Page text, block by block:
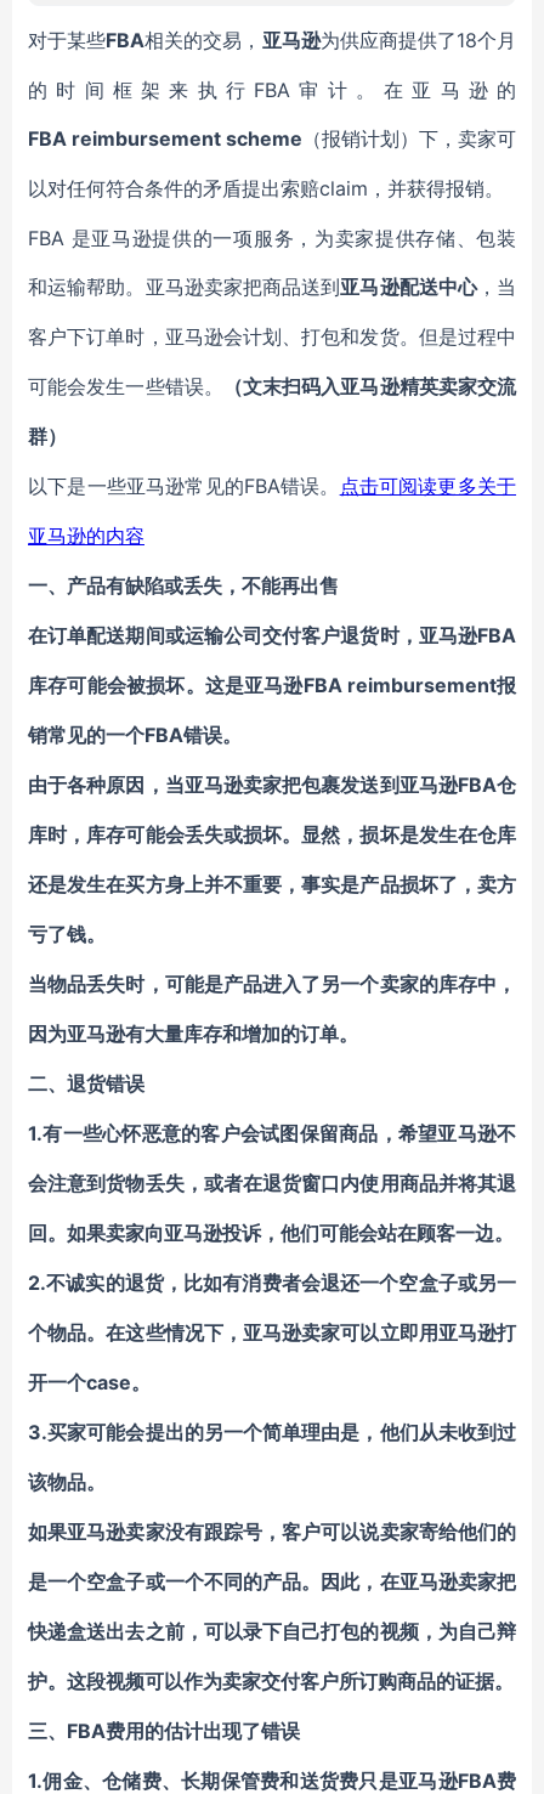
对于某些FBA相关的交易， 亚马逊为供应商提供了18个月
的时间框架来执行FBA审计。在亚马逊的
FBA reimbursement scheme （报销计划）下，卖家可
以对任何符合条件的矛盾提出索赔claim ，并获得报销。
FBA 是亚马逊提供的一项服务，为卖家提供存储、包装
和运输帮助。
亚马逊卖家把商品送到 亚马逊配送中心，当
客户下订单时，亚马逊会计划、打包和发货。 但是过程中
可能会发生一些错误。 （文末扫码入亚马逊精英卖家交流
群）
以下是一些亚马逊常见的FBA错误。 点击可阅读更多关于
亚马逊的内容
一、 产品有缺陷或丢失，不能再出售
在订单配送期间或运输公司交付客户退货时， 亚马逊FBA
库存可能会被损坏。这是亚马逊FBA reimbursement报
销常见的一个FBA错误。
由于各种原因，当亚马逊卖家把包裹发送到 亚马逊FBA仓
库时， 库存可能会丢失或损坏。显然，损坏是发生在仓库
还是发生在买方身上并不重要，事实是产品损坏了，卖方
亏了钱。
当物品丢失时，可能是产品进入了另一个卖家的库存中，
因为亚马逊有大量库存和增加的订单。
二、 退货错误
1.有一些心怀恶意的客户会试图保留商品，希望亚马逊不
会注意到货物丢失，或者在退货窗口内使用商品并将其退
回。如果卖家向亚马逊投诉，他们可能会站在顾客一边。
2.不诚实的退货，比如有消费者会退还一个空盒子或另一
个物品。在这些情况下， 亚马逊卖家可以立即用 亚马逊打
开一个case。
3.买家可能会提出的另一个简单理由是，他们从未收到过
该物品。
如果亚马逊卖家没有跟踪号，客户可以说卖家寄给他们的
是一个空盒子或一个不同的产品。 因此， 在亚马逊卖家把
快递盒送出去之前， 可以录下自己打包的视频，为自己辩
护。这段视频可以作为卖家交付客户所订购商品的证据。
三、 FBA费用的估计出现了错误
1.佣金、仓储费、长期保管费和送货费只是亚马逊FBA费